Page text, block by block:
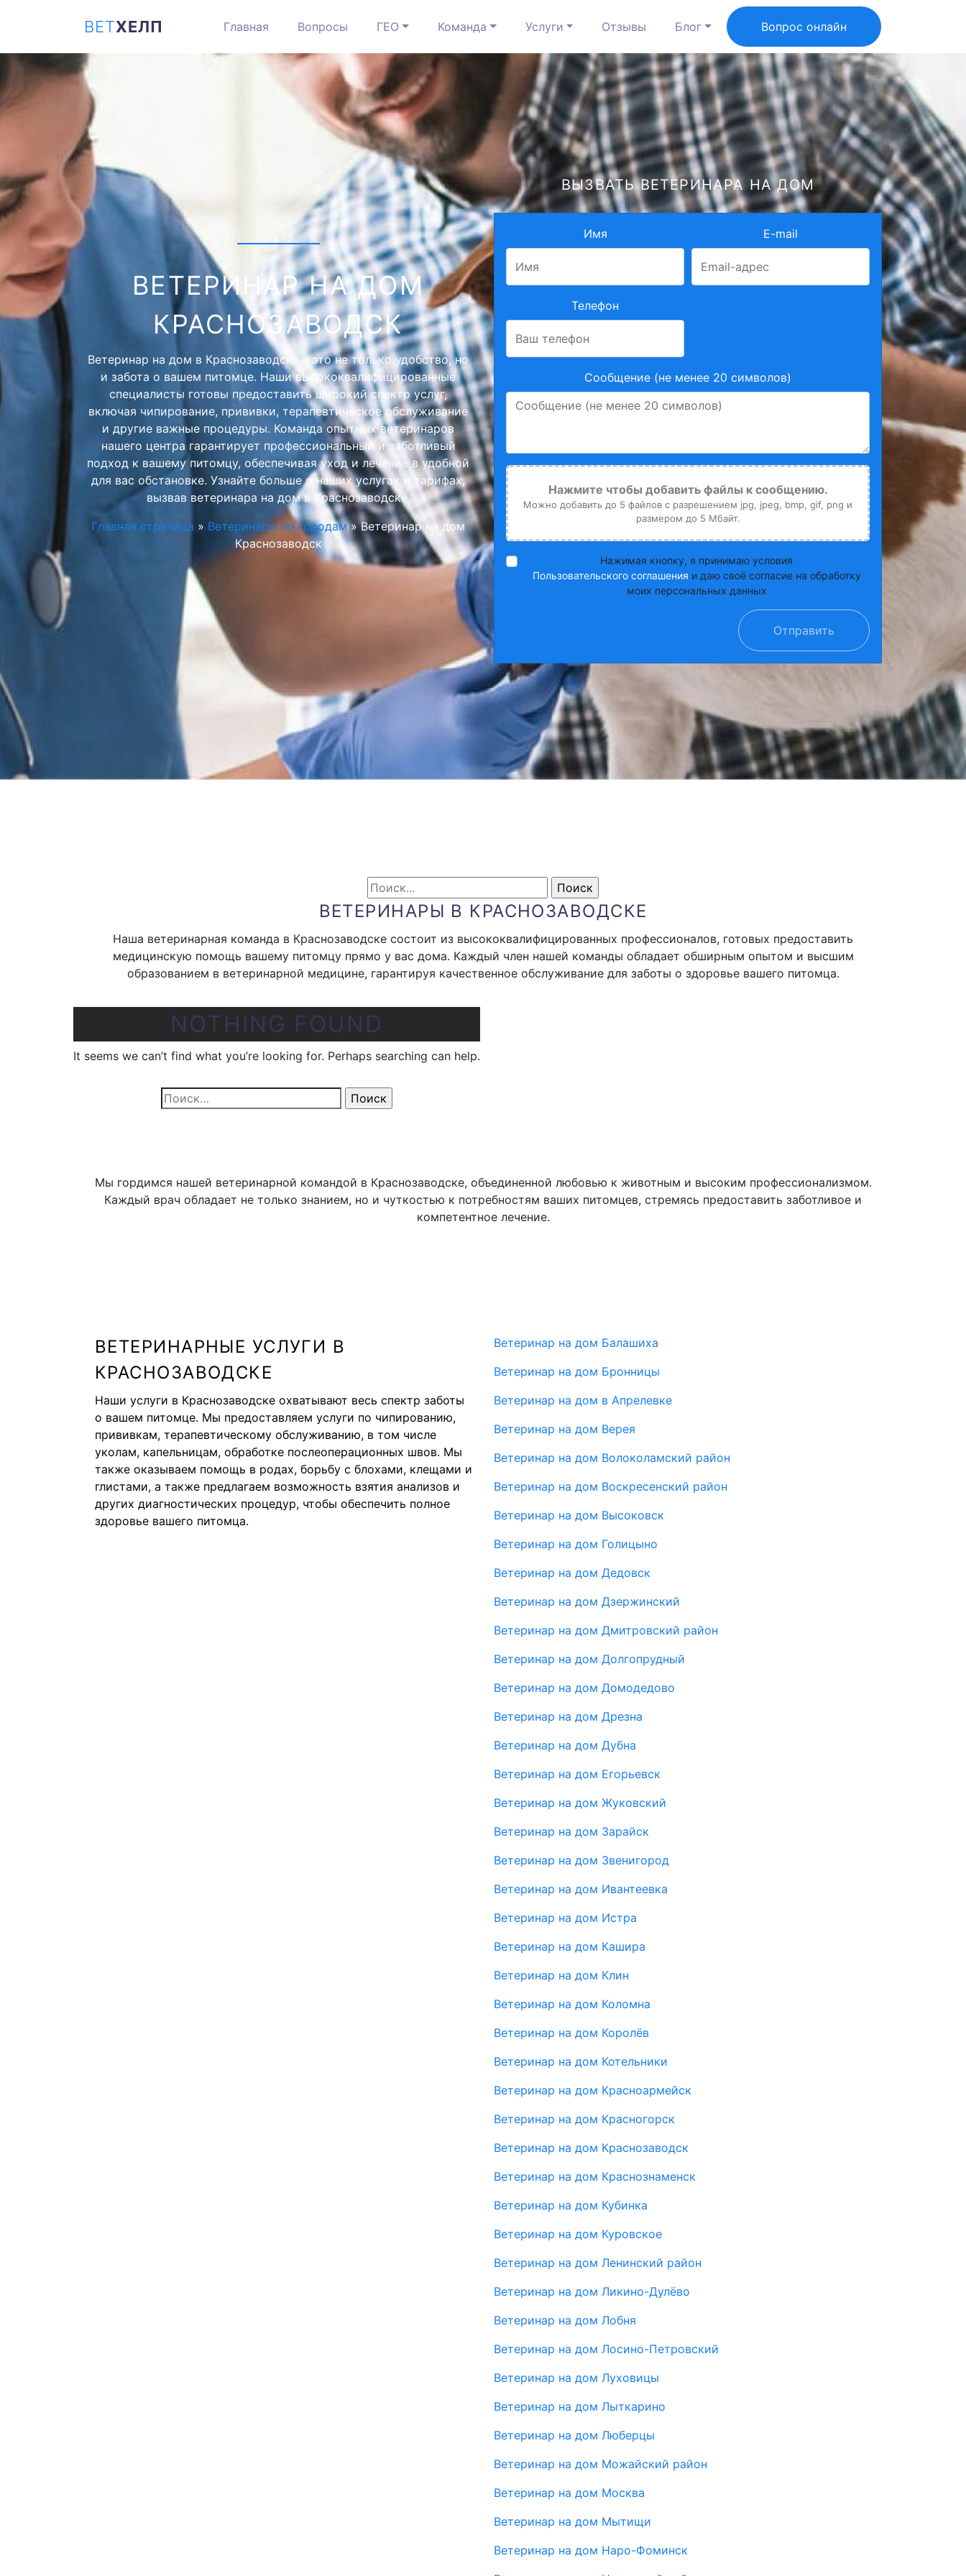
ВЕТХЕЛП Главная Вопросы ГЕО Команда Услуги Отзывы Блог Вопрос онлайн
ВЕТЕРИНАР НА ДОМ
КРАСНОЗАВОДСК
Ветеринар на дом в Краснозаводске – это не только удобство, но
и забота о вашем питомце. Наши высококвалифицированные
специалисты готовы предоставить широкий спектр услуг,
включая чипирование, прививки, терапевтическое обслуживание
и другие важные процедуры. Команда опытных ветеринаров
нашего центра гарантирует профессиональный и заботливый
подход к вашему питомцу, обеспечивая уход и лечение в удобной
для вас обстановке. Узнайте больше о наших услугах и тарифах,
вызвав ветеринара на дом в Краснозаводске.
Главная страница » Ветеринары по городам»Ветеринар на дом
Краснозаводск
ВЫЗВАТЬ ВЕТЕРИНАРА НА ДОМ
Имя E-mail
Телефон
Сообщение (не менее 20 символов)
Нажмите чтобы добавить файлы к сообщению.
Можно добавить до 5 файлов с разрешением jpg, jpeg, bmp, gif, png и
размером до 5 Мбайт.
Нажимая кнопку, я принимаю условия
Пользовательского соглашения и даю своё согласие на обработку
моих персональных данных
Отправить
ВЕТЕРИНАРЫ В КРАСНОЗАВОДСКЕ
Наша ветеринарная команда в Краснозаводске состоит из высококвалифицированных профессионалов, готовых предоставить
медицинскую помощь вашему питомцу прямо у вас дома. Каждый член нашей команды обладает обширным опытом и высшим
образованием в ветеринарной медицине, гарантируя качественное обслуживание для заботы о здоровье вашего питомца.
NOTHING FOUND
It seems we can’t find what you’re looking for. Perhaps searching can help.
Найти:
Мы гордимся нашей ветеринарной командой в Краснозаводске, объединенной любовью к животным и высоким профессионализмом.
Каждый врач обладает не только знанием, но и чуткостью к потребностям ваших питомцев, стремясь предоставить заботливое и
компетентное лечение.
ВЕТЕРИНАРНЫЕ УСЛУГИ В
КРАСНОЗАВОДСКЕ
Наши услуги в Краснозаводске охватывают весь спектр заботы
о вашем питомце. Мы предоставляем услуги по чипированию,
прививкам, терапевтическому обслуживанию, в том числе
уколам, капельницам, обработке послеоперационных швов. Мы
также оказываем помощь в родах, борьбу с блохами, клещами и
глистами, а также предлагаем возможность взятия анализов и
других диагностических процедур, чтобы обеспечить полное
здоровье вашего питомца.
Ветеринар на дом Балашиха
Ветеринар на дом Бронницы
Ветеринар на дом в Апрелевке
Ветеринар на дом Верея
Ветеринар на дом Волоколамский район
Ветеринар на дом Воскресенский район
Ветеринар на дом Высоковск
Ветеринар на дом Голицыно
Ветеринар на дом Дедовск
Ветеринар на дом Дзержинский
Ветеринар на дом Дмитровский район
Ветеринар на дом Долгопрудный
Ветеринар на дом Домодедово
Ветеринар на дом Дрезна
Ветеринар на дом Дубна
Ветеринар на дом Егорьевск
Ветеринар на дом Жуковский
Ветеринар на дом Зарайск
Ветеринар на дом Звенигород
Ветеринар на дом Ивантеевка
Ветеринар на дом Истра
Ветеринар на дом Кашира
Ветеринар на дом Клин
Ветеринар на дом Коломна
Ветеринар на дом Королёв
Ветеринар на дом Котельники
Ветеринар на дом Красноармейск
Ветеринар на дом Красногорск
Ветеринар на дом Краснозаводск
Ветеринар на дом Краснознаменск
Ветеринар на дом Кубинка
Ветеринар на дом Куровское
Ветеринар на дом Ленинский район
Ветеринар на дом Ликино-Дулёво
Ветеринар на дом Лобня
Ветеринар на дом Лосино-Петровский
Ветеринар на дом Луховицы
Ветеринар на дом Лыткарино
Ветеринар на дом Люберцы
Ветеринар на дом Можайский район
Ветеринар на дом Москва
Ветеринар на дом Мытищи
Ветеринар на дом Наро-Фоминск